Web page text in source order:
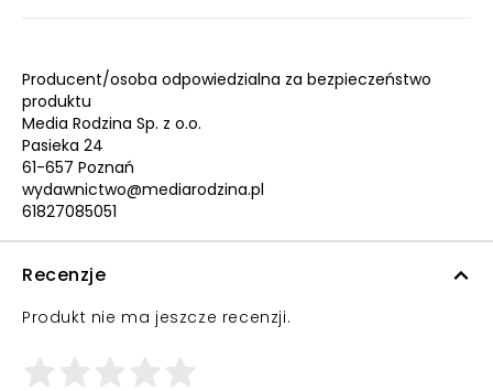
Producent/osoba odpowiedzialna za bezpieczeństwo
produktu
Media Rodzina Sp. z o.o.
Pasieka 24
61-657 Poznań
wydawnictwo@mediarodzina.pl
61827085051
Recenzje
Produkt nie ma jeszcze recenzji.